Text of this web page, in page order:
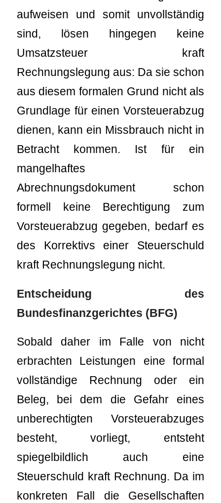
aufweisen und somit unvollständig
sind, lösen hingegen keine
Umsatzsteuer kraft
Rechnungslegung aus: Da sie schon
aus diesem formalen Grund nicht als
Grundlage für einen Vorsteuerabzug
dienen, kann ein Missbrauch nicht in
Betracht kommen. Ist für ein
mangelhaftes
Abrechnungsdokument schon
formell keine Berechtigung zum
Vorsteuerabzug gegeben, bedarf es
des Korrektivs einer Steuerschuld
kraft Rechnungslegung nicht.
Entscheidung des
Bundesfinanzgerichtes (BFG)
Sobald daher im Falle von nicht
erbrachten Leistungen eine formal
vollständige Rechnung oder ein
Beleg, bei dem die Gefahr eines
unberechtigten Vorsteuerabzuges
besteht, vorliegt, entsteht
spiegelbildlich auch eine
Steuerschuld kraft Rechnung. Da im
konkreten Fall die Gesellschaften